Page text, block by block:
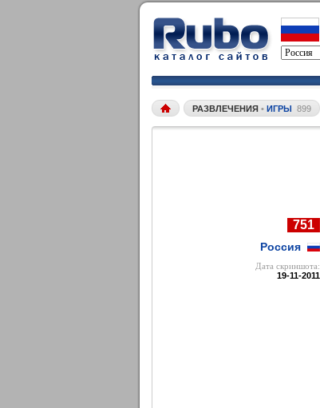
РАЗВЛЕЧЕНИЯ • ИГРЫ 899
751
Россия
Дата cкриншота:
19-11-2011